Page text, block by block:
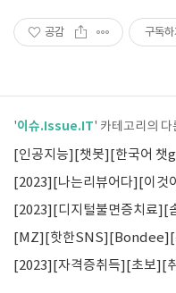
공감 구독하
'이슈.Issue.IT' 카테고리의 다